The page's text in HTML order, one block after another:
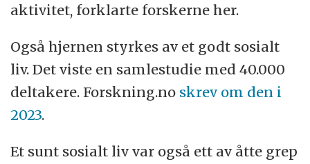
aktivitet, forklarte forskerne her.
Også hjernen styrkes av et godt sosialt
liv. Det viste en samlestudie med 40.000
deltakere. Forskning.no skrev om den i
2023.
Et sunt sosialt liv var også ett av åtte grep